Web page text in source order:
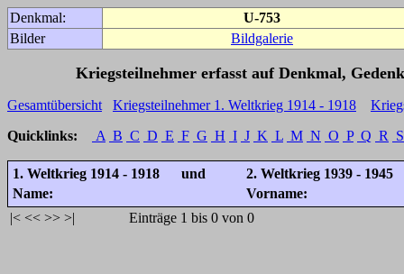
Denkmal:
U-753
Bilder
Bildgalerie
Kriegsteilnehmer erfasst auf Denkmal,
Gesamtübersicht Kriegsteilnehmer 1. Weltkrieg 1914 - 1918
Quicklinks:
A B C D E F G H I J K L M N O P Q R S
1. Weltkrieg 1914 - 1918 und
2. Weltkrieg 1939 - 1945
Name:
Vorname:
|< << >> >| Einträge 1 bis 0 von 0